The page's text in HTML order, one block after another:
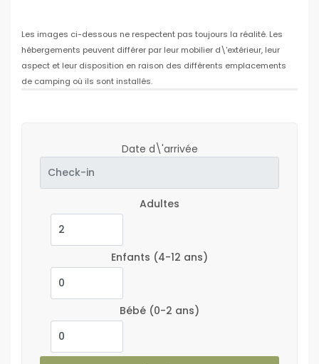
Les images ci-dessous ne respectent pas toujours la réalité. Les
hébergements peuvent différer par leur mobilier d\'extérieur, leur
aspect et leur disposition en raison des différents emplacements
de camping où ils sont installés.
Date d\'arrivée
Adultes
Enfants (4-12 ans)
Bébé (0-2 ans)